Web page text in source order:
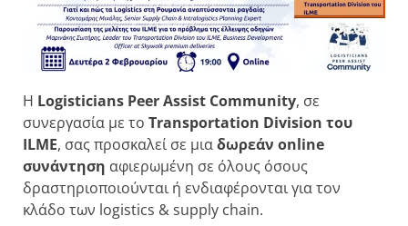
Η Logisticians PeerAssist Community, σε
συνεργασία με το Transportation Division του
ILME, σας προσκαλεί σε μιαδωρεάν online
συνάντηση αφιερωμένη σε όλους όσους
δραστηριοποιούνται ή ενδιαφέρονται για τον
κλάδο των logistics & supply chain.